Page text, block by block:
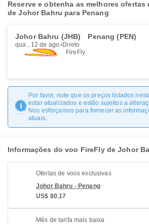
Reserve e obtenha as melhores
de Johor Bahru para Penang
Johor Bahru (JHB) Penang (PEN)
qua., 12 de ago. Direto
FireFly
Por favor, note que os preços listados
estar atualizados e estão sujeitos a
Nos esforçamos para fornecer as
atuais.
Informações do voo FireFly de Johor
Ofertas de voos exclusivas
Johor Bahru - Penang
US$ 80.17
Mês de tarifa mais baixa